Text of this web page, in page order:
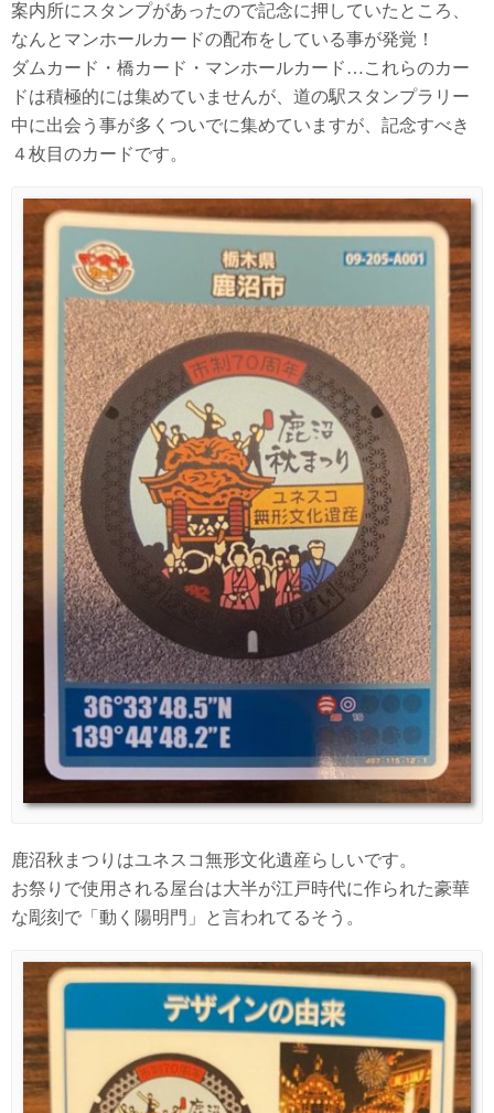
案内所にスタンプがあったので記念に押していたところ、
なんとマンホールカードの配布をしている事が発覚！
ダムカード・橋カード・マンホールカード…これらのカー
ドは積極的には集めていませんが、道の駅スタンプラリー
中に出会う事が多くついでに集めていますが、記念すべき
４枚目のカードです。
鹿沼秋まつりはユネスコ無形文化遺産らしいです。
お祭りで使用される屋台は大半が江戸時代に作られた豪華
な彫刻で「動く陽明門」と言われてるそう。